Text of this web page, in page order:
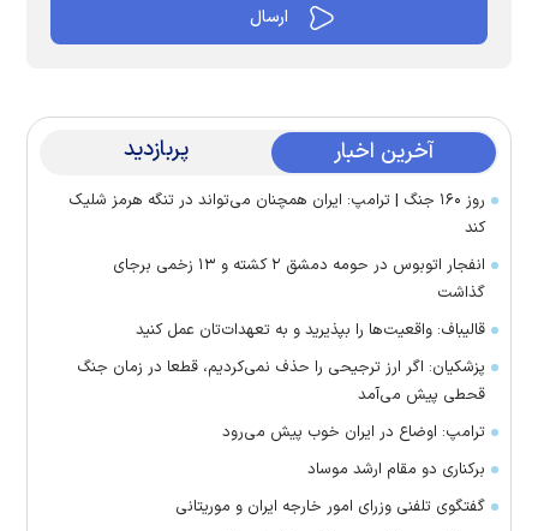
آخرین اخبار پربازدید
روز ۱۶۰ جنگ | ترامپ: ایران همچنان می‌تواند در تنگه هرمز شلیک
کند
انفجار اتوبوس در حومه دمشق ۲ کشته و ۱۳ زخمی برجای
گذاشت
قالیباف: واقعیت‌ها را بپذیرید و به تعهدات‌تان عمل کنید
پزشکیان: اگر ارز ترجیحی را حذف نمی‌کردیم، قطعا در زمان جنگ
قحطی پیش می‌آمد
ترامپ: اوضاع در ایران خوب پیش می‌رود
برکناری دو مقام ارشد موساد
گفتگوی تلفنی وزرای امور خارجه ایران و موریتانی